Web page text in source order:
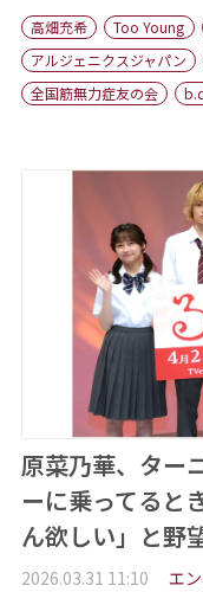
出版物
会社概要
高畑充希 Too Young
アルジェニクスジャパン
全国筋無力症友の会
原菜乃華、ター
ーに乗ってると
ん欲しい」と野
2026.03.31 11:10 エ